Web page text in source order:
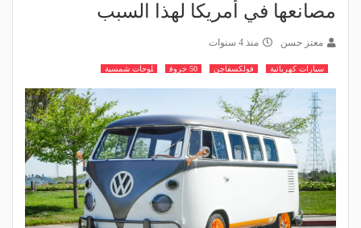
مصانعها في أمريكا لهذا السبب
معتز حسن منذ 4 سنوات
سيارات كهربائية فولكسفاجن 50 خروف لوحات شمسية